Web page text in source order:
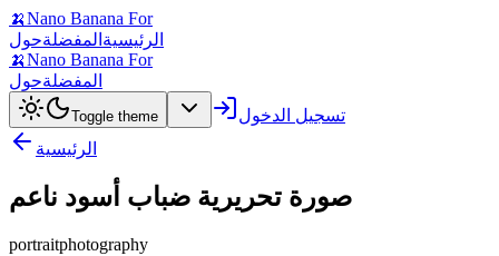
🍌Nano Banana For
الرئيسية المفضلةحول
🍌Nano Banana For
المفضلةحول
Toggle theme
تسجيل الدخول
الرئيسية
صورة تحريرية ضباب أسود ناعم
portraitphotography